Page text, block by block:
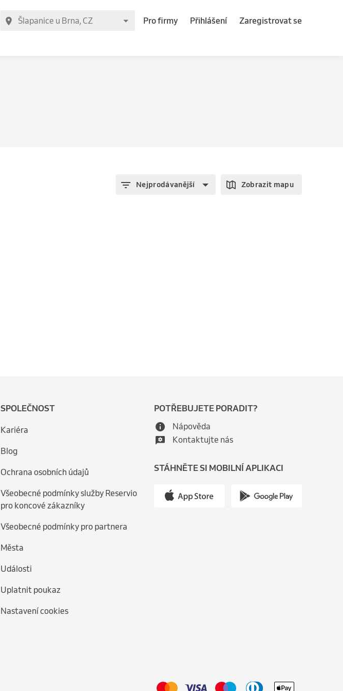
Pro firmy Přihlášení Zaregistrovat se
Nejprodávanější Zobrazit mapu
SPOLEČNOST
Kariéra
Blog
Ochrana osobních údajů
Všeobecné podmínky služby Reservio
pro koncové zákazníky
Všeobecné podmínky pro partnera
Města
Události
Uplatnit poukaz
Nastavení cookies
POTŘEBUJETE PORADIT?
Nápověda
Kontaktujte nás
STÁHNĚTE SI MOBILNÍ APLIKACI